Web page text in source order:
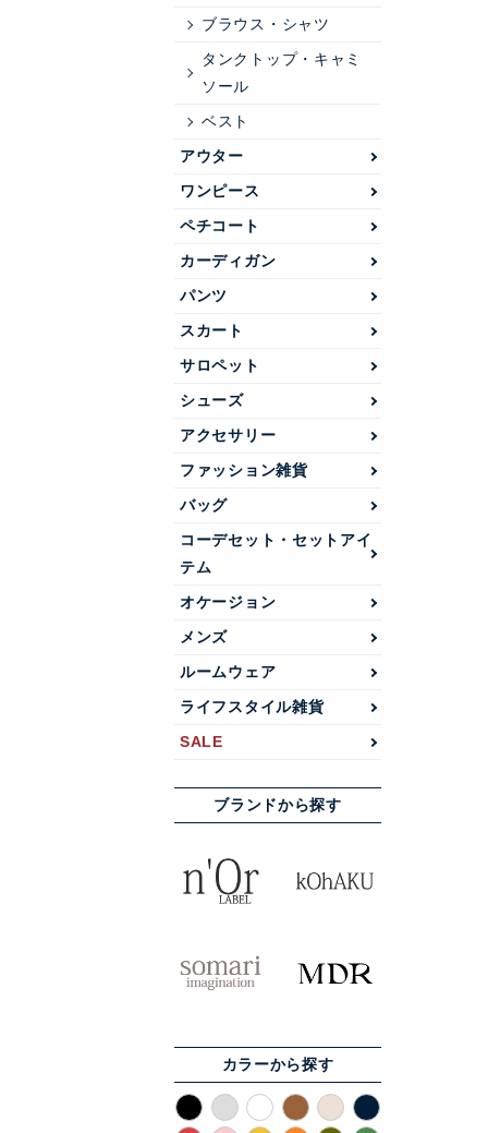
ブラウス・シャツ
タンクトップ・キャミ
ソール
ベスト
アウター
ワンピース
ペチコート
カーディガン
パンツ
スカート
サロペット
シューズ
アクセサリー
ファッション雑貨
バッグ
コーデセット・セットアイ
テム
オケージョン
メンズ
ルームウェア
ライフスタイル雑貨
SALE
ブランドから探す
カラーから探す